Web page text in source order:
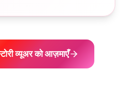
व्यूअर को आज़माएँ